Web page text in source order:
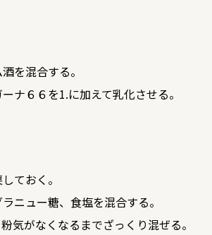
を混合する。
ナ６６を1.に加えて乳化させる。
ておく。
ニュー糖、食塩を混合する。
気がなくなるまでざっくり混ぜる。